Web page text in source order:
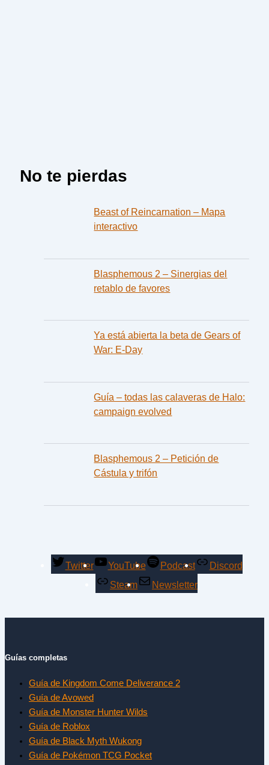
No te pierdas
Beast of Reincarnation – Mapa
interactivo
Blasphemous 2 – Sinergias del
retablo de favores
Ya está abierta la beta de Gears of
War: E-Day
Guía – todas las calaveras de Halo:
campaign evolved
Blasphemous 2 – Petición de
Cástula y trifón
Twitter YouTube Podcast
Discord
Steam
Newsletter
Guías completas
Guía de Kingdom Come Deliverance 2
Guía de Avowed
Guía de Monster Hunter Wilds
Guía de Roblox
Guía de Black Myth Wukong
Guía de Pokémon TCG Pocket